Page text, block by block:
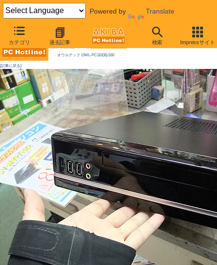
Powered by Translate
カテゴリ 過去記事 検索 Impressサイト
AKIBA PC Hotline! 2010年1月23日号
オウルテック OWL-PC110(B)/160
[記事に戻る]